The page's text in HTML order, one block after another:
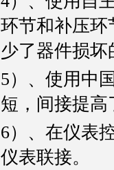
环节和补压环
少了器件损坏
5）、使用中
短，间接提
6）、在仪表
仪表联接。